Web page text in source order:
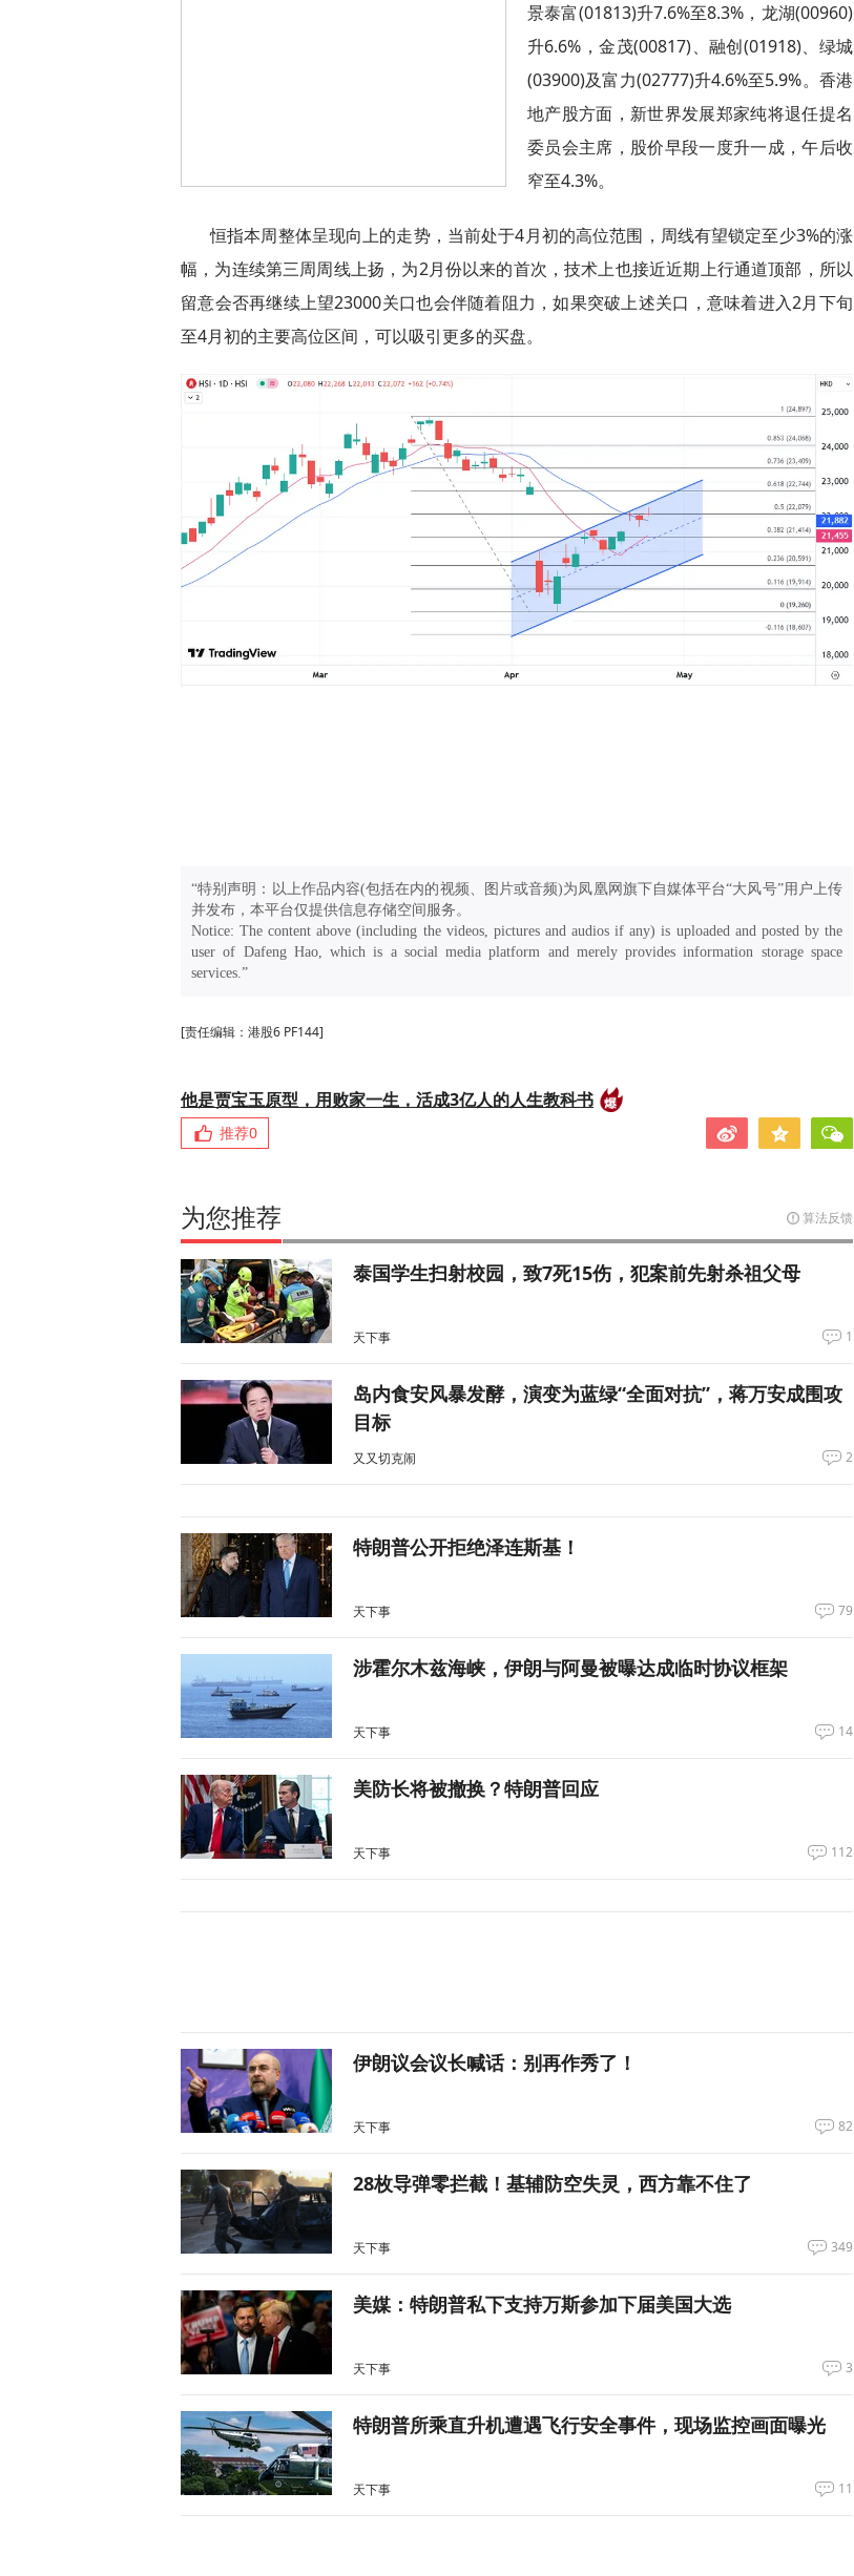
景泰富(01813)升7.6%至8.3%，龙湖(00960)
升6.6%，金茂(00817)、融创(01918)、绿城
(03900)及富力(02777)升4.6%至5.9%。香港
地产股方面，新世界发展郑家纯将退任提名
委员会主席，股价早段一度升一成，午后收
窄至4.3%。
恒指本周整体呈现向上的走势，当前处于4月初的高位范围，周线有望锁定至少3%的涨
幅，为连续第三周周线上扬，为2月份以来的首次，技术上也接近近期上行通道顶部，所以
留意会否再继续上望23000关口也会伴随着阻力，如果突破上述关口，意味着进入2月下旬
至4月初的主要高位区间，可以吸引更多的买盘。
“特别声明：以上作品内容(包括在内的视频、图片或音频)为凤凰网旗下自媒体平台“大风号”用户上传
并发布，本平台仅提供信息存储空间服务。
Notice: The content above (including the videos, pictures and audios if any) is uploaded and posted by the
user of Dafeng Hao, which is a social media platform and merely provides information storage space
services.”
[责任编辑：港股6 PF144]
他是贾宝玉原型，用败家一生，活成3亿人的人生教科书
推荐0
为您推荐 算法反馈
泰国学生扫射校园，致7死15伤，犯案前先射杀祖父母
天下事 1
岛内食安风暴发酵，演变为蓝绿“全面对抗”，蒋万安成围攻
目标
又又切克闹 2
特朗普公开拒绝泽连斯基！
天下事 79
涉霍尔木兹海峡，伊朗与阿曼被曝达成临时协议框架
天下事 14
美防长将被撤换？特朗普回应
天下事 112
伊朗议会议长喊话：别再作秀了！
天下事 82
28枚导弹零拦截！基辅防空失灵，西方靠不住了
天下事 349
美媒：特朗普私下支持万斯参加下届美国大选
天下事 3
特朗普所乘直升机遭遇飞行安全事件，现场监控画面曝光
天下事 11